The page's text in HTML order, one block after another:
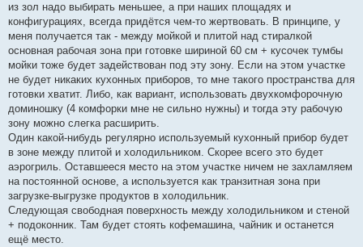
из зол надо выбирать меньшее, а при наших площадях и
конфигурациях, всегда придётся чем-то жертвовать. В принципе, у
меня получается так - между мойкой и плитой над стиралкой
основная рабочая зона при готовке шириной 60 см + кусочек тумбы
мойки тоже будет задействован под эту зону. Если на этом участке
не будет никаких кухонных приборов, то мне такого пространства для
готовки хватит. Либо, как вариант, использовать двухкомфорочную
доминошку (4 комфорки мне не сильно нужны) и тогда эту рабочую
зону можно слегка расширить.
Один какой-нибудь регулярно используемый кухонный прибор будет
в зоне между плитой и холодильником. Скорее всего это будет
аэрогриль. Оставшееся место на этом участке ничем не захламляем
на постоянной основе, а используется как транзитная зона при
загрузке-выгрузке продуктов в холодильник.
Следующая свободная поверхность между холодильником и стеной
+ подоконник. Там будет стоять кофемашина, чайник и останется
ещё место.